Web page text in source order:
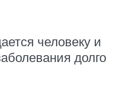
человеку и
долго